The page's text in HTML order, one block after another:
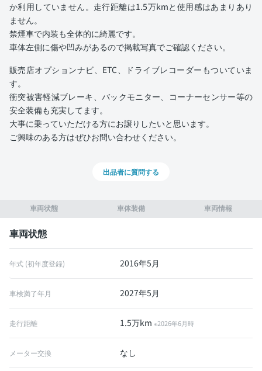
車両状態 車体装備 車両情報
車両状態
年式 (初年度登録) 2016年5月
車検満了年月 2027年5月
走行距離 1.5万km※2026年6月時
メーター交換 なし
か利用していません。走行距離は1.5万kmと使用感はあまりあり
ません。
禁煙車で内装も全体的に綺麗です。
車体左側に傷や凹みがあるので掲載写真でご確認ください。
販売店オプションナビ、ETC、ドライブレコーダーもついていま
す。
衝突被害軽減ブレーキ、バックモニター、コーナーセンサー等の
安全装備も充実してます。
大事に乗っていただける方にお譲りしたいと思います。
ご興味のある方はぜひお問い合わせください。
出品者に質問する